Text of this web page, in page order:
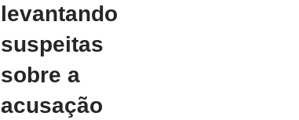
levantando
suspeitas
sobre a
acusação